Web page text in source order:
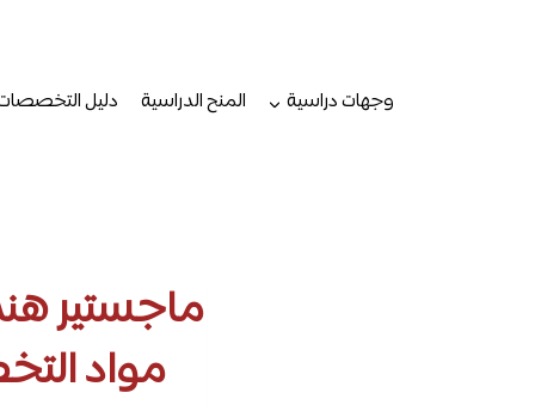
وجهات دراسية
المنح الدراسية دليل
ماجستير
مواد